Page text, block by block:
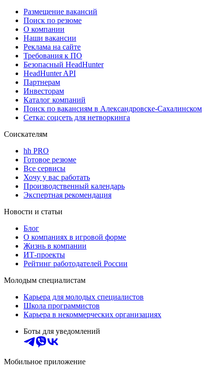
Размещение вакансий
Поиск по резюме
О компании
Наши вакансии
Реклама на сайте
Требования к ПО
Безопасный HeadHunter
HeadHunter API
Партнерам
Инвесторам
Каталог компаний
Поиск по вакансиям в Александровске-Сахалинском
Сетка: соцсеть для нетворкинга
Соискателям
hh PRO
Готовое резюме
Все сервисы
Хочу у вас работать
Производственный календарь
Экспертная рекомендация
Новости и статьи
Блог
О компаниях в игровой форме
Жизнь в компании
ИТ-проекты
Рейтинг работодателей России
Молодым специалистам
Карьера для молодых специалистов
Школа программистов
Карьера в некоммерческих организациях
Боты для уведомлений
Мобильное приложение